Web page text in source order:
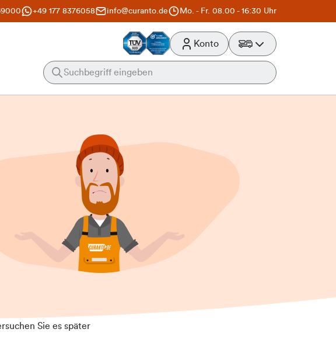
+49 177 8376058 info@curanto.de Mo. - Fr. 08.00 - 16:30 Uhr
Konto
Sie es später